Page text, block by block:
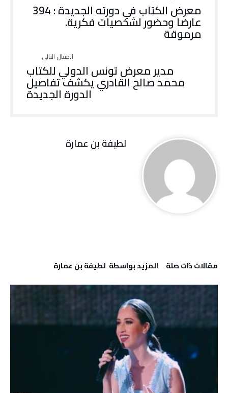
معرض الكتاب في دورته الجديدة : 394
عارضا وحضور لشخصيات فكرية.
مرموقة
مدير معرض تونس الدولي للكتاب
محمد صالح القادري يكشف تفاصيل
الدورة الجديدة
لطيفة بن عمارة
‫مقالات ذات صلة‬ ‫‫المزيد بواسطة‬ ‬ لطيفة بن عمارة